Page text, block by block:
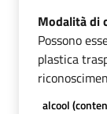
Modalità di
Possono
plastica
alcool